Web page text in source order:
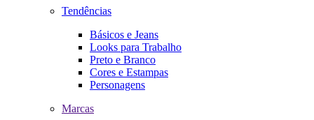
Tendências
Básicos e Jeans
Looks para Trabalho
Preto e Branco
Cores e Estampas
Personagens
Marcas